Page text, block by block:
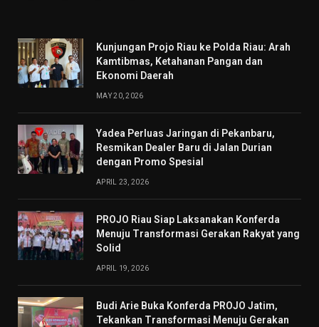
Kunjungan Projo Riau ke Polda Riau: Arah
Kamtibmas, Ketahanan Pangan dan
Ekonomi Daerah
MAY 20, 2026
Yadea Perluas Jaringan di Pekanbaru,
Resmikan Dealer Baru di Jalan Durian
dengan Promo Spesial
APRIL 23, 2026
PROJO Riau Siap Laksanakan Konferda
Menuju Transformasi Gerakan Rakyat yang
Solid
APRIL 19, 2026
Budi Arie Buka Konferda PROJO Jatim,
Tekankan Transformasi Menuju Gerakan